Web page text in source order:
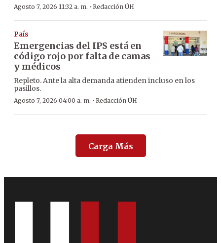
Agosto 7, 2026 11:32 a. m. · Redacción ÚH
País
Emergencias del IPS está en
código rojo por falta de camas
y médicos
Repleto. Ante la alta demanda atienden incluso en los
pasillos.
Agosto 7, 2026 04:00 a. m. · Redacción ÚH
Carga Más